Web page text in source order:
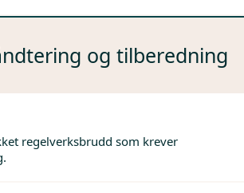
og tilberedning
regelverksbrudd som krever